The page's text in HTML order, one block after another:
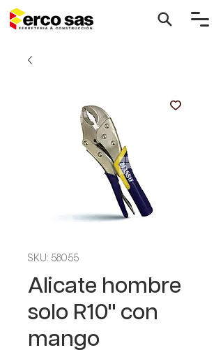
SKU: 58055
Alicate hombre
solo R10" con
mango